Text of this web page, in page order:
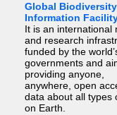
Global Biodiversity
Information
It is an international
and research
funded by the
governments and
providing anyone,
anywhere, open
data about all types
on Earth.